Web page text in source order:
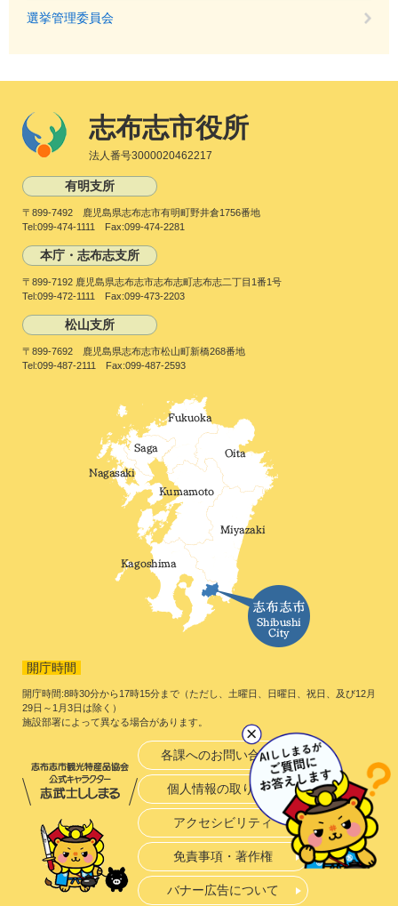
選挙管理委員会
志布志市役所
法人番号3000020462217
有明支所
〒899-7492 鹿児島県志布志市有明町野井倉1756番地
Tel:099-474-1111 Fax:099-474-2281
本庁・志布志支所
〒899-7192 鹿児島県志布志市志布志町志布志二丁目1番1号
Tel:099-472-1111 Fax:099-473-2203
松山支所
〒899-7692 鹿児島県志布志市松山町新橋268番地
Tel:099-487-2111 Fax:099-487-2593
開庁時間
開庁時間:8時30分から17時15分まで（ただし、土曜日、日曜日、祝日、及び12月
29日～1月3日は除く）
施設部署によって異なる場合があります。
各課へのお問い合わせ
個人情報の取り扱い
アクセシビリティ
免責事項・著作権
バナー広告について